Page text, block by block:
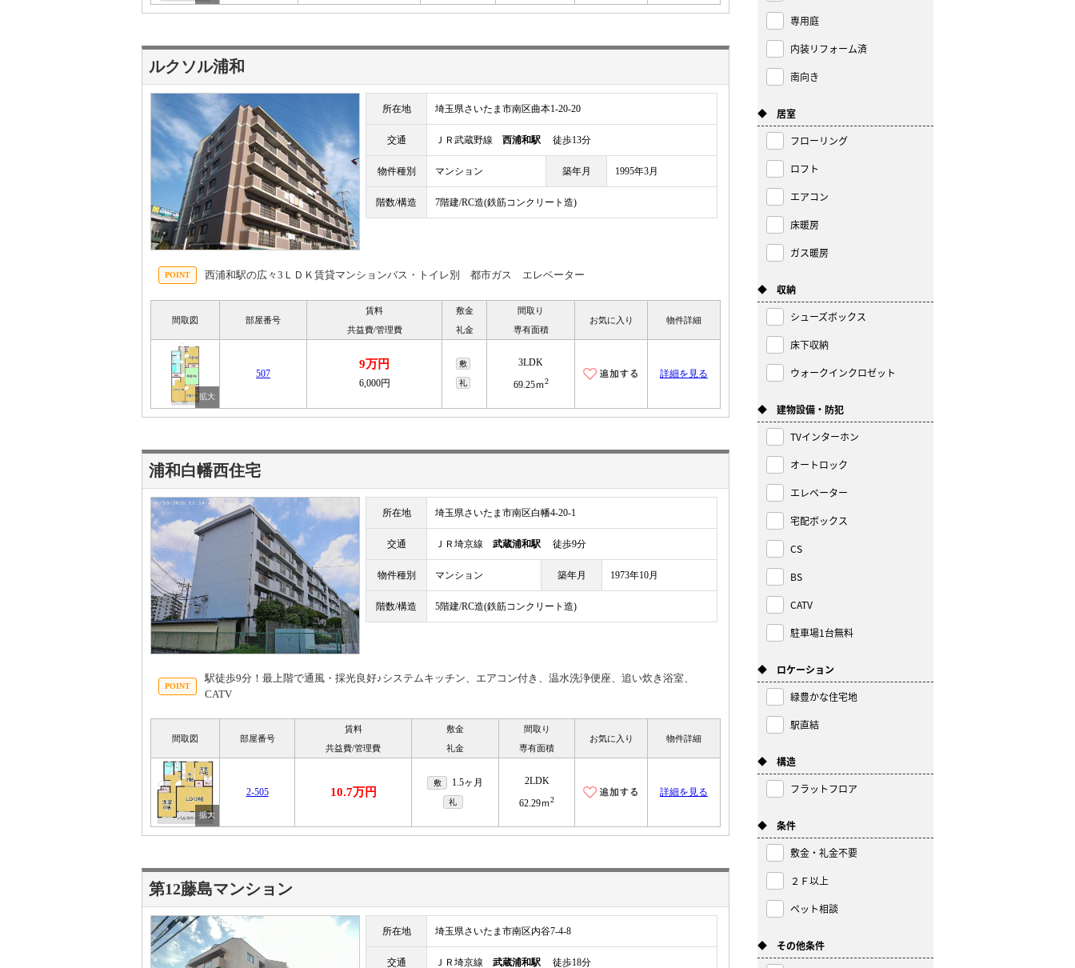
ルクソル浦和
所在地 埼玉県さいたま市南区曲本1-20-20
交通 ＪＲ武蔵野線 西浦和駅 徒歩13分
物件種別 マンション 築年月 1995年3月
階数/構造 7階建/RC造(鉄筋コンクリート造)
西浦和駅の広々3ＬＤＫ賃貸マンションバス・トイレ別 都市ガス エレベーター
間取図 部屋番号
賃料
共益費/管理費
敷金
礼金
間取り
専有面積
お気に入り 物件詳細
507
9万円
6,000円
敷
礼
3LDK
69.25ｍ2
詳細を見る
浦和白幡西住宅
所在地 埼玉県さいたま市南区白幡4-20-1
交通 ＪＲ埼京線 武蔵浦和駅 徒歩9分
物件種別 マンション 築年月 1973年10月
階数/構造 5階建/RC造(鉄筋コンクリート造)
駅徒歩9分！最上階で通風・採光良好♪システムキッチン、エアコン付き、温水洗浄便座、追い炊き浴室、
CATV
間取図 部屋番号
賃料
共益費/管理費
敷金
礼金
間取り
専有面積
お気に入り 物件詳細
2-505 10.7万円
敷 1.5ヶ月
礼
2LDK
62.29ｍ2
詳細を見る
第12藤島マンション
所在地 埼玉県さいたま市南区内谷7-4-8
交通 ＪＲ埼京線 武蔵浦和駅 徒歩18分
専用庭
内装リフォーム済
南向き
◆ 居室
フローリング
ロフト
エアコン
床暖房
ガス暖房
◆ 収納
シューズボックス
床下収納
ウォークインクロゼット
◆ 建物設備・防犯
TVインターホン
オートロック
エレベーター
宅配ボックス
CS
BS
CATV
駐車場1台無料
◆ ロケーション
緑豊かな住宅地
駅直結
◆ 構造
フラットフロア
◆ 条件
敷金・礼金不要
２Ｆ以上
ペット相談
◆ その他条件